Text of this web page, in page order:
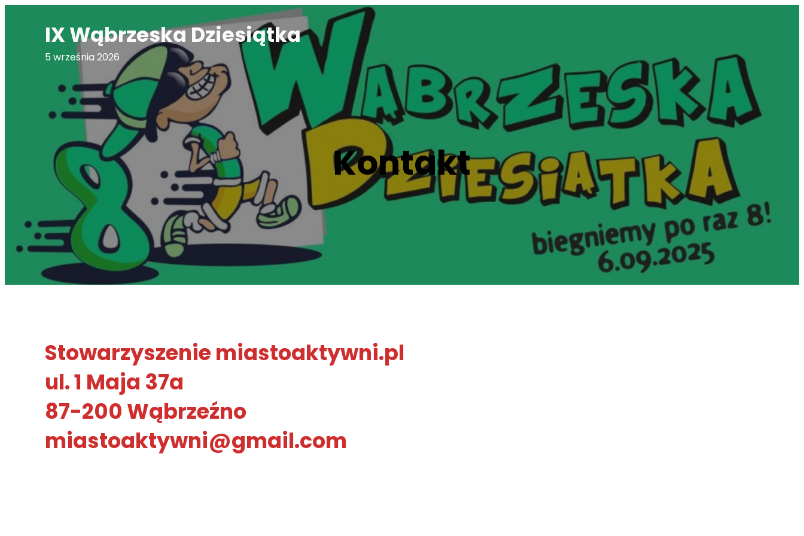
IX Wąbrzeska Dziesiątka
5 września 2026
Kontakt
Stowarzyszenie miastoaktywni.pl
ul. 1 Maja 37a
87-200 Wąbrzeźno
miastoaktywni@gmail.com